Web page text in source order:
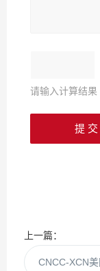
请输入计算结
上一篇：
CNCC-XCN